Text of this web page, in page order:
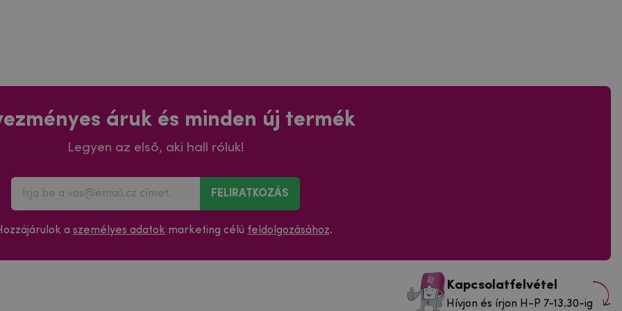
áruk és minden új termék
Legyen az első, aki hall róluk!
FELIRATKOZÁS
a személyes adatok marketing célú feldolgozásához.
Kapcsolatfelvétel
Hívjon és írjon H-P 7-13.30-ig